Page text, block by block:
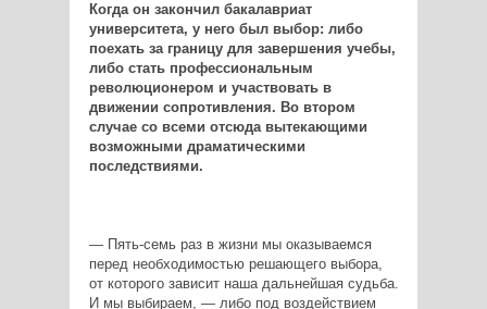
Когда он закончил бакалавриат
университета, у него был выбор: либо
поехать за границу для завершения учебы,
либо стать профессиональным
революционером и участвовать в
движении сопротивления. Во втором
случае со всеми отсюда вытекающими
возможными драматическими
последствиями.
— Пять-семь раз в жизни мы оказываемся
перед необходимостью решающего выбора,
от которого зависит наша дальнейшая судьба.
И мы выбираем, — либо под воздействием